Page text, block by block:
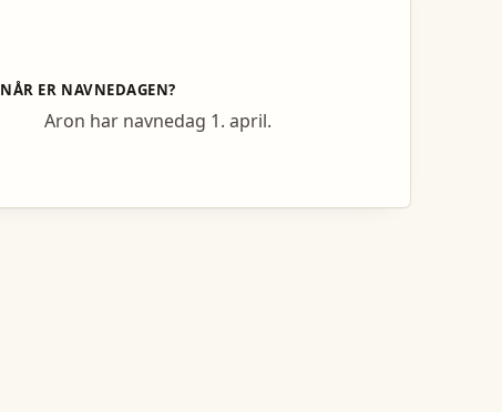
NÅR ER NAVNEDAGEN?
Aron har navnedag 1. april.